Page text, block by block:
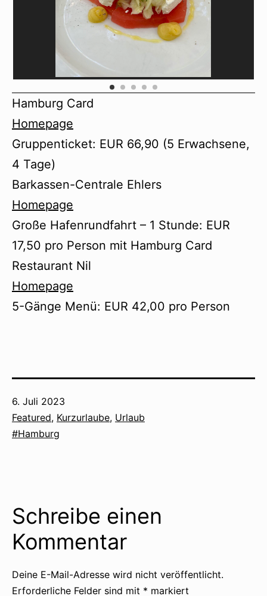
Hamburg Card
Homepage
Gruppenticket: EUR 66,90 (5 Erwachsene,
4 Tage)
Barkassen-Centrale Ehlers
Homepage
Große Hafenrundfahrt – 1 Stunde: EUR
17,50 pro Person mit Hamburg Card
Restaurant Nil
Homepage
5-Gänge Menü: EUR 42,00 pro Person
Veröffentlicht
am
6. Juli 2023
Kategorisiert
als
Featured, Kurzurlaube, Urlaub
Verschlagwortet
Hamburg
Schreibe einen
Kommentar
Deine E-Mail-Adresse wird nicht veröffentlicht.
Erforderliche Felder sind mit * markiert